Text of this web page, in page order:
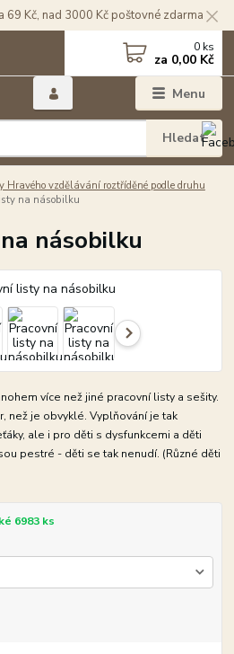
69 Kč, nad 3000 Kč poštovné zdarma
Menu
Hledat
0 ks
za 0,00 Kč
Hravého vzdělávání roztříděné podle druhu
na násobilku
násobilku
více než jiné pracovní listy a sešity.
než je obvyklé. Vyplňování je tak
ale i pro děti s dysfunkcemi a děti
pestré - děti se tak nenudí. (Různé děti
6983 ks